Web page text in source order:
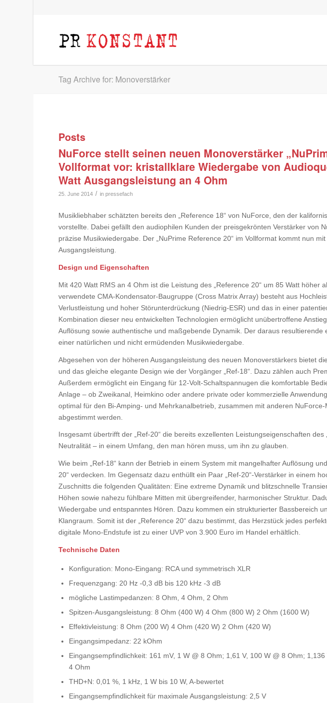
Tag Archive for: Monoverstärker
Posts
NuForce stellt seinen neuen Monoverstärker
Vollformat vor: kristallklare Wiedergabe von
Watt Ausgangsleistung an 4 Ohm
25. June 2014 / inpressefach
Musikliebhaber schätzten bereits den „Reference 18“ von NuForce, den der
vorstellte. Dabei gefällt den audiophilen Kunden der preisgekrönten Verstärker von
präzise Musikwiedergabe. Der „NuPrime Reference 20“ im Vollformat kommt nun
Ausgangsleistung.
Design und Eigenschaften
Mit 420 Watt RMS an 4 Ohm ist die Leistung des „Reference 20“ um 85 Watt höher
verwendete CMA-Kondensator-Baugruppe (Cross Matrix Array) besteht aus
Verlustleistung und hoher Störunterdrückung (Niedrig-ESR) und das in einer
Kombination dieser neu entwickelten Technologien ermöglicht unübertroffene
Auflösung sowie authentische und maßgebende Dynamik. Der daraus resultierende
einer natürlichen und nicht ermüdenden Musikwiedergabe.
Abgesehen von der höheren Ausgangsleistung des neuen Monoverstärkers bietet
und das gleiche elegante Design wie der Vorgänger „Ref-18“. Dazu zählen auch
Außerdem ermöglicht ein Eingang für 12-Volt-Schaltspannugen die komfortable
Anlage – ob Zweikanal, Heimkino oder andere private oder kommerzielle
optimal für den Bi-Amping- und Mehrkanalbetrieb, zusammen mit anderen
abgestimmt werden.
Insgesamt übertrifft der „Ref-20“ die bereits exzellenten Leistungseigenschaften des
Neutralität – in einem Umfang, den man hören muss, um ihn zu glauben.
Wie beim „Ref-18“ kann der Betrieb in einem System mit mangelhafter Auflösung
20“ verdecken. Im Gegensatz dazu enthüllt ein Paar „Ref-20“-Verstärker in einem
Zuschnitts die folgenden Qualitäten: Eine extreme Dynamik und blitzschnelle
Höhen sowie nahezu fühlbare Mitten mit übergreifender, harmonischer Struktur.
Wiedergabe und entspanntes Hören. Dazu kommen ein strukturierter Bassbereich
Klangraum. Somit ist der „Reference 20“ dazu bestimmt, das Herzstück jedes
digitale Mono-Endstufe ist zu einer UVP von 3.900 Euro im Handel erhältlich.
Technische Daten
Konfiguration: Mono-Eingang: RCA und symmetrisch XLR
Frequenzgang: 20 Hz -0,3 dB bis 120 kHz -3 dB
mögliche Lastimpedanzen: 8 Ohm, 4 Ohm, 2 Ohm
Spitzen-Ausgangsleistung: 8 Ohm (400 W) 4 Ohm (800 W) 2 Ohm (1600 W)
Effektivleistung: 8 Ohm (200 W) 4 Ohm (420 W) 2 Ohm (420 W)
Eingangsimpedanz: 22 kOhm
Eingangsempfindlichkeit: 161 mV, 1 W @ 8 Ohm; 1,61 V, 100 W @ 8 Ohm;
4 Ohm
THD+N: 0,01 %, 1 kHz, 1 W bis 10 W, A-bewertet
Eingangsempfindlichkeit für maximale Ausgangsleistung: 2,5 V